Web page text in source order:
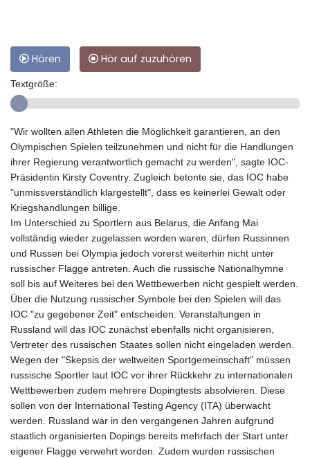
Hören Hör auf zuzuhören
Textgröße:
"Wir wollten allen Athleten die Möglichkeit garantieren, an den
Olympischen Spielen teilzunehmen und nicht für die Handlungen
ihrer Regierung verantwortlich gemacht zu werden", sagte IOC-
Präsidentin Kirsty Coventry. Zugleich betonte sie, das IOC habe
"unmissverständlich klargestellt", dass es keinerlei Gewalt oder
Kriegshandlungen billige.
Im Unterschied zu Sportlern aus Belarus, die Anfang Mai
vollständig wieder zugelassen worden waren, dürfen Russinnen
und Russen bei Olympia jedoch vorerst weiterhin nicht unter
russischer Flagge antreten. Auch die russische Nationalhymne
soll bis auf Weiteres bei den Wettbewerben nicht gespielt werden.
Über die Nutzung russischer Symbole bei den Spielen will das
IOC "zu gegebener Zeit" entscheiden. Veranstaltungen in
Russland will das IOC zunächst ebenfalls nicht organisieren,
Vertreter des russischen Staates sollen nicht eingeladen werden.
Wegen der "Skepsis der weltweiten Sportgemeinschaft" müssen
russische Sportler laut IOC vor ihrer Rückkehr zu internationalen
Wettbewerben zudem mehrere Dopingtests absolvieren. Diese
sollen von der International Testing Agency (ITA) überwacht
werden. Russland war in den vergangenen Jahren aufgrund
staatlich organisierten Dopings bereits mehrfach der Start unter
eigener Flagge verwehrt worden. Zudem wurden russischen